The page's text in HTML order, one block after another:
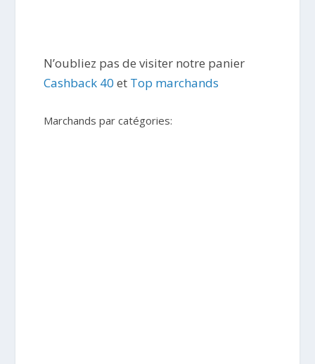
N’oubliez pas de visiter notre panier
Cashback 40 et Top marchands
Marchands par catégories: